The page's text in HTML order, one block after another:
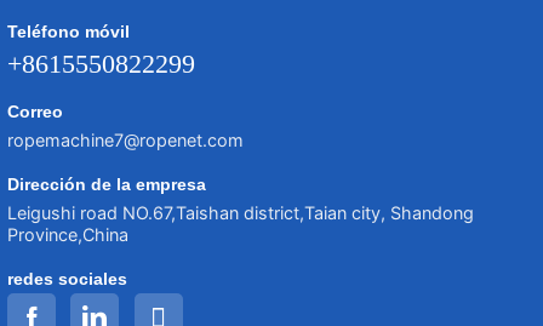
Teléfono móvil
+8615550822299
Correo
ropemachine7@ropenet.com
Dirección de la empresa
Leigushi road NO.67,Taishan district,Taian city, Shandong
Province,China
redes sociales